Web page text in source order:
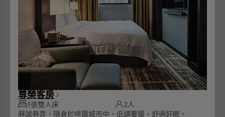
尊榮客房
1張雙人床
2人
靜謐巷弄，隱身於喧囂城市中，低調奢華，舒適好眠。